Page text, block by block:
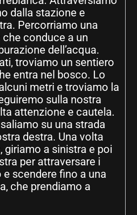
dalla stazione e
Percorriamo una
conduce a un
dell’acqua.
troviamo un sentiero
entra nel bosco. Lo
metri e troviamo la
sulla nostra
attenzione e cautela.
su una strada
destra. Una volta
giriamo a sinistra e poi
per attraversare i
e scendere fino a una
che prendiamo a